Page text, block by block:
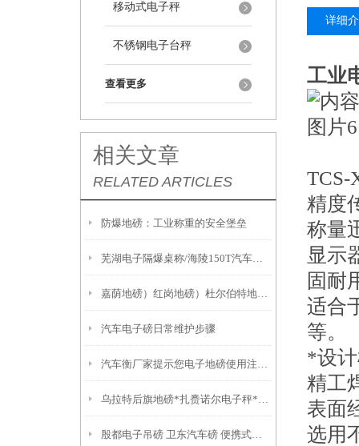
移动式电子秤
不锈钢电子台秤
查看更多
相关文章
RELATED ARTICLES
防爆地磅：工业称重的安全堡垒
芜湖电子隔爆桌称/海陵150T汽车衡/淮安吊钩秤/新北汽车磅秤
嘉荫地磅）红岗地磅）杜尔伯特地磅）五营地磅
汽车电子磅日常维护步骤
汽车衡厂家提示您电子地磅使用注意事项
乌拉特后旗地磅*扎赉诺尔电子秤*隔爆电子叉车称
殷都电子吊磅 卫东汽车磅 便携式过磅秤技术参数：
详细
工业
TCS-
精度
称量
显示
固耐
适合
等。
*设
精工
表面
选用